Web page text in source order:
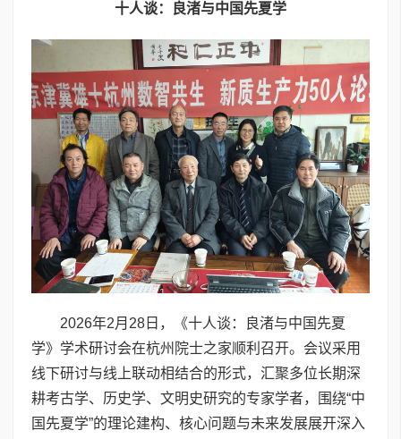
十人谈：良渚与中国先夏学
2026年2月28日，《十人谈：良渚与中国先夏
学》学术研讨会在杭州院士之家顺利召开。会议采用
线下研讨与线上联动相结合的形式，汇聚多位长期深
耕考古学、历史学、文明史研究的专家学者，围绕“中
国先夏学”的理论建构、核心问题与未来发展展开深入